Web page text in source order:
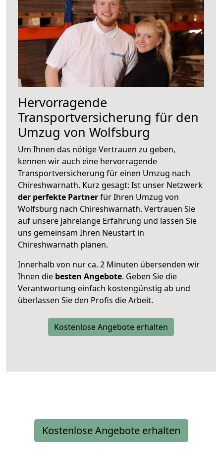
Hervorragende
Transportversicherung für den
Umzug von Wolfsburg
Um Ihnen das nötige Vertrauen zu geben,
kennen wir auch eine hervorragende
Transportversicherung für einen Umzug nach
Chireshwarnath. Kurz gesagt: Ist unser Netzwerk
der perfekte Partnerfür Ihren Umzug von
Wolfsburg nach Chireshwarnath. Vertrauen Sie
auf unsere jahrelange Erfahrung und lassen Sie
uns gemeinsam Ihren Neustart in
Chireshwarnath planen.
Innerhalb von nur ca. 2 Minuten übersenden wir
Ihnen die besten Angebote. Geben Sie die
Verantwortung einfach kostengünstig ab und
überlassen Sie den Profis die Arbeit.
Kostenlose Angebote erhalten
Kostenlose Angebote erhalten